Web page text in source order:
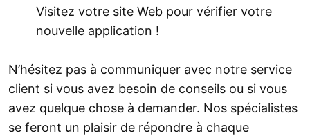
Visitez votre site Web pour vérifier votre
nouvelle application !
N’hésitez pas à communiquer avec notre service
client si vous avez besoin de conseils ou si vous
avez quelque chose à demander. Nos spécialistes
se feront un plaisir de répondre à chaque